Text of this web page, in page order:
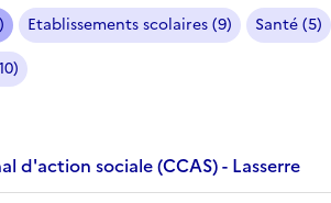
Etablissements scolaires (9) Santé (5)
d'action sociale (CCAS) - Lasserre